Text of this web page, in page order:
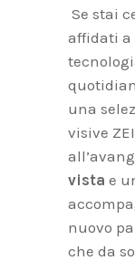
Se stai
affidati a
una
visive
vista e
nuovo
che da